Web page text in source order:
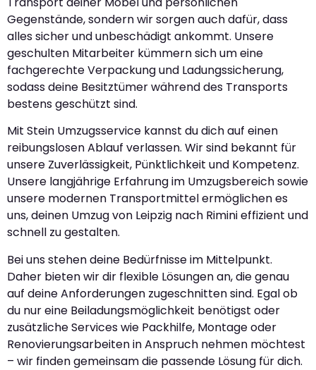
Gegenstände, sondern wir sorgen auch dafür, dass
alles sicher und unbeschädigt ankommt. Unsere
geschulten Mitarbeiter kümmern sich um eine
fachgerechte Verpackung und Ladungssicherung,
sodass deine Besitztümer während des Transports
bestens geschützt sind.
Mit Stein Umzugsservice kannst du dich auf einen
reibungslosen Ablauf verlassen. Wir sind bekannt für
unsere Zuverlässigkeit, Pünktlichkeit und Kompetenz.
Unsere langjährige Erfahrung im Umzugsbereich sowie
unsere modernen Transportmittel ermöglichen es
uns, deinen Umzug von Leipzig nach Rimini effizient und
schnell zu gestalten.
Bei uns stehen deine Bedürfnisse im Mittelpunkt.
Daher bieten wir dir flexible Lösungen an, die genau
auf deine Anforderungen zugeschnitten sind. Egal ob
du nur eine Beiladungsmöglichkeit benötigst oder
zusätzliche Services wie Packhilfe, Montage oder
Renovierungsarbeiten in Anspruch nehmen möchtest
– wir finden gemeinsam die passende Lösung für dich.